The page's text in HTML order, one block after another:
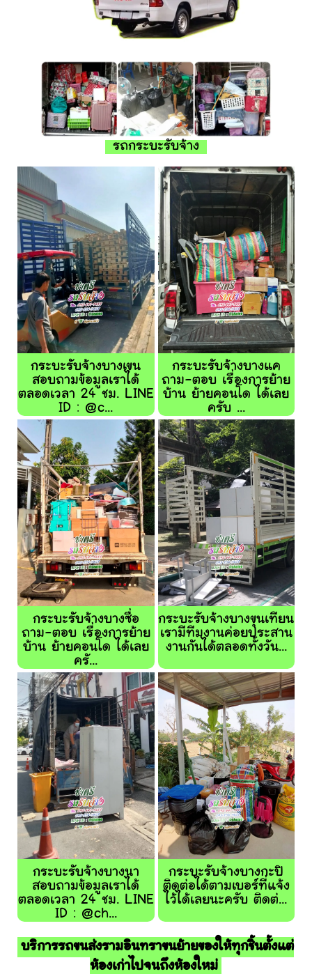
รถกระบะรับจ้าง
กระบะรับจ้างบางเขน
สอบถามข้อมูลเราได้
ตลอดเวลา 24 ชม. LINE
ID : @c...
กระบะรับจ้างบางแค
ถาม-ตอบ เรื่องการย้าย
บ้าน ย้ายคอนโด ได้เลย
ครับ ...
กระบะรับจ้างบางซื่อ
ถาม-ตอบ เรื่องการย้าย
บ้าน ย้ายคอนโด ได้เลย
ครั...
กระบะรับจ้างบางขุนเทียน
เรามีทีมงานค่อยประสาน
งานกันได้ตลอดทั้งวัน...
กระบะรับจ้างบางนา
สอบถามข้อมูลเราได้
ตลอดเวลา 24 ชม. LINE
ID : @ch...
กระบะรับจ้างบางกะปิ
ติดต่อได้ตามเบอร์ที่แจ้ง
ไว้ได้เลยนะครับ ติดต่...
บริการรถขนส่งรามอินทราขนย้ายของให้ทุกชิ้นตั้งแต่
ห้องเก่าไปจนถึงห้องใหม่